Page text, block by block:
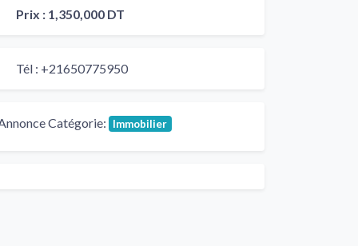
Prix : 1,350,000 DT
Tél : +21650775950
Catégorie: Immobilier